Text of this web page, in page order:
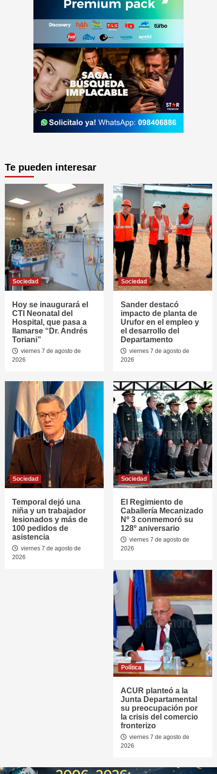
Te pueden interesar
Sociedad
Hoy se inaugurará el
CTI Neonatal del
Hospital, que pasa a
llamarse “Dr. Andrés
Toriani”
viernes 7 de agosto de
2026
Sociedad
Sander destacó
impacto de planta de
Urufor en el empleo y
el desarrollo del
Departamento
viernes 7 de agosto de
2026
Sociedad
Temporal dejó una
niña y un trabajador
lesionados y más de
100 pedidos de
asistencia
viernes 7 de agosto de
2026
Sociedad
El Regimiento de
Caballería Mecanizado
Nº 3 conmemoró su
128º aniversario
viernes 7 de agosto de
2026
Política
ACUR planteó a la
Junta Departamental
su preocupación por
la crisis del comercio
fronterizo
viernes 7 de agosto de
2026